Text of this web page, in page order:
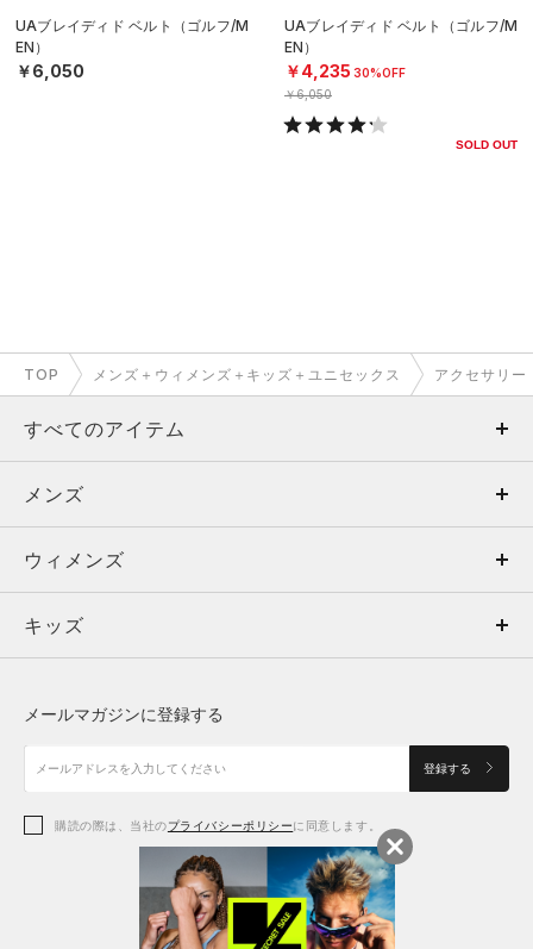
UAブレイディド ベルト（ゴルフ/M
EN）
￥6,050
UAブレイディド ベルト（ゴルフ/M
EN）
￥4,235 30%OFF
￥6,050
SOLD OUT
TOP メンズ＋ウィメンズ＋キッズ＋ユニセックス アクセサリー
すべてのアイテム
メンズ
ウィメンズ
キッズ
アクセサリー
メンズ
トップス
ボトムス
アクセサリー
ウィメンズ
トップス
シューズ
アクセサリー
キッズ
シューズ
メールマガジンに登録する
登録する
購読の際は、当社のプライバシーポリシーに同意します。